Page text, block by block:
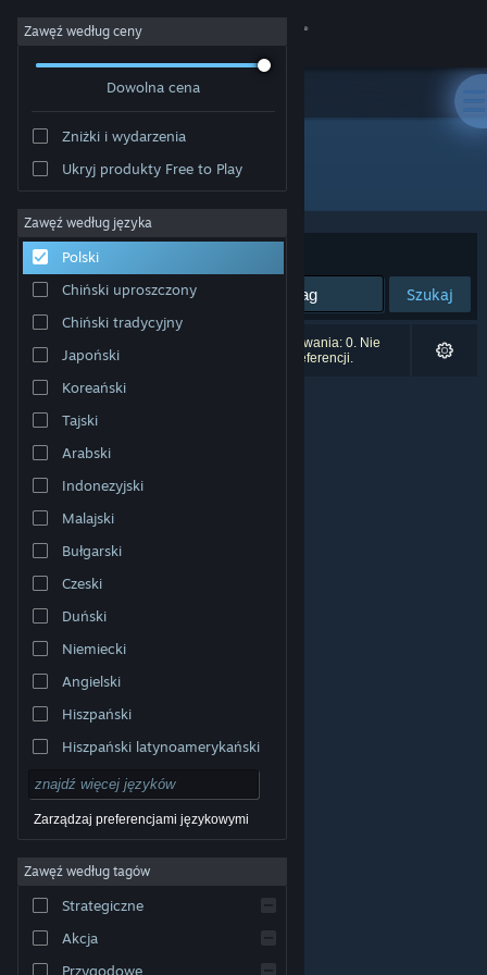
Zaloguj się
Społeczność
Informacje
Wsparcie
Zmień język
Pobierz aplikację mobilną Steam
Wersja przeglądarkowa
© Valve Corporation. Wszelkie prawa zastrzeżone.
właścicieli w Stanach Zjednoczonych i innych krajach.
dostępu
Umowa użytkownika Steam
pieniędzy |Ciasteczka
Zawęź według ceny
Dowolna cena
Zniżki i wydarzenia
Ukryj produkty Free to Play
Zawęź według języka
Polski
Chiński uproszczony
Chiński tradycyjny
Japoński
Koreański
Tajski
Arabski
Indonezyjski
Malajski
Bułgarski
Czeski
Duński
Niemiecki
Angielski
Hiszpański
Hiszpański latynoamerykański
Zarządzaj preferencjami językowymi
Zawęź według tagów
Strategiczne
Akcja
Przygodowe
Wydawca: Nussygame
Sortuj według:
Szukaj
Liczba wyników pasujących do twojego wyszukiwania: 0. Nie
uwzględniono 5 tytułów na podstawie twoich preferencji.